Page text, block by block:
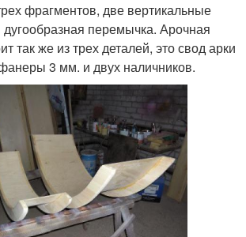
фрагментов, две вертикальные
дугообразная перемычка. Арочная
так же из трех деталей, это свод арки
3 мм. и двух наличников.